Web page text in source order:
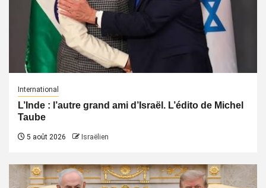
International
L’Inde : l’autre grand ami d’Israël. L’édito de Michel
Taube
5 août 2026 Israëlien